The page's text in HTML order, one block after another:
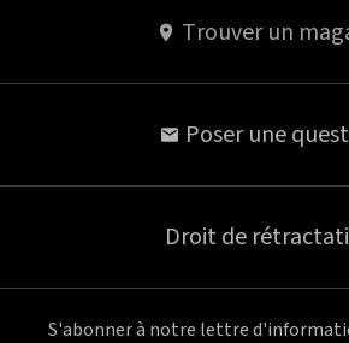
Trouver un
Poser une
Droit de
S'abonner à notre lettre